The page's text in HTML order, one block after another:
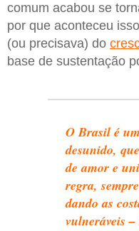
comum acabou se
por que aconteceu
(ou precisava) do
base de sustentação
O Brasil é
desunido,
de amor e
regra,
dando as
vulneráveis